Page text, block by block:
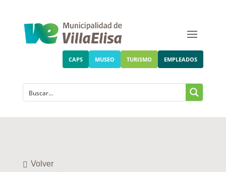
CAPS MUSEO TURISMO EMPLEADOS
Volver